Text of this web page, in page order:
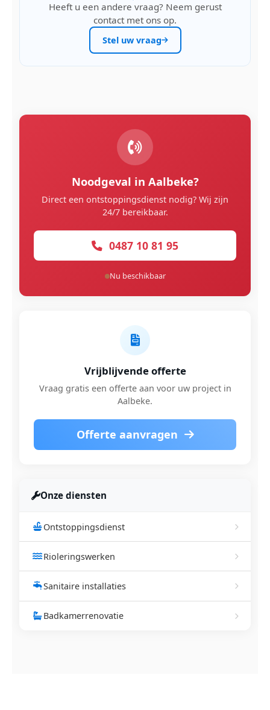
Heeft u een andere vraag? Neem gerust
contact met ons op.
Stel uw vraag
Noodgeval in Aalbeke?
Direct een ontstoppingsdienst nodig? Wij zijn
24/7 bereikbaar.
0487 10 81 95
Nu beschikbaar
Vrijblijvende offerte
Vraag gratis een offerte aan voor uw project in
Aalbeke.
Offerte aanvragen
Onze diensten
Ontstoppingsdienst
Rioleringswerken
Sanitaire installaties
Badkamerrenovatie